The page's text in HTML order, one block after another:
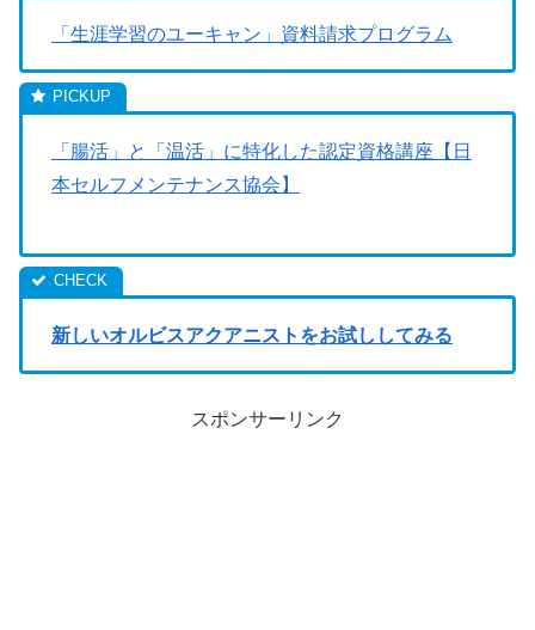
「生涯学習のユーキャン」資料請求プログラム
「腸活」と「温活」に特化した認定資格講座【日
本セルフメンテナンス協会】
新しいオルビスアクアニストをお試ししてみる
スポンサーリンク